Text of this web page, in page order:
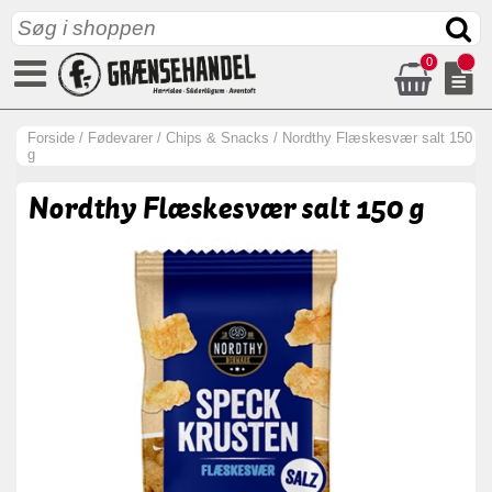
0
Forside / Fødevarer / Chips & Snacks / Nordthy Flæskesvær salt 150
g
Nordthy Flæskesvær salt 150 g